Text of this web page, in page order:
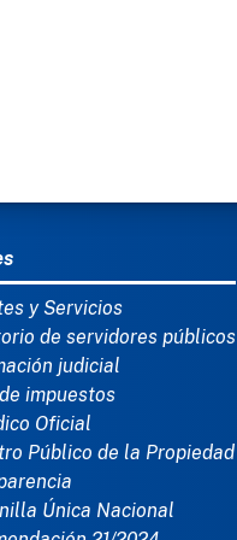
DEL PIE
y Servicios
de servidores públicos
judicial
impuestos
Oficial
Público de la Propiedad
Única Nacional